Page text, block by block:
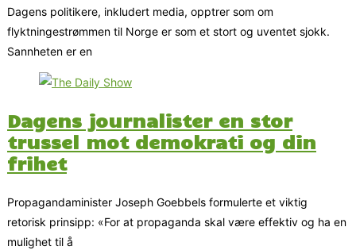
Dagens politikere, inkludert media, opptrer som om
flyktningestrømmen til Norge er som et stort og uventet sjokk.
Sannheten er en
Dagens journalister en stor
trussel mot demokrati og din
frihet
Propagandaminister Joseph Goebbels formulerte et viktig
retorisk prinsipp: «For at propaganda skal være effektiv og ha en
mulighet til å